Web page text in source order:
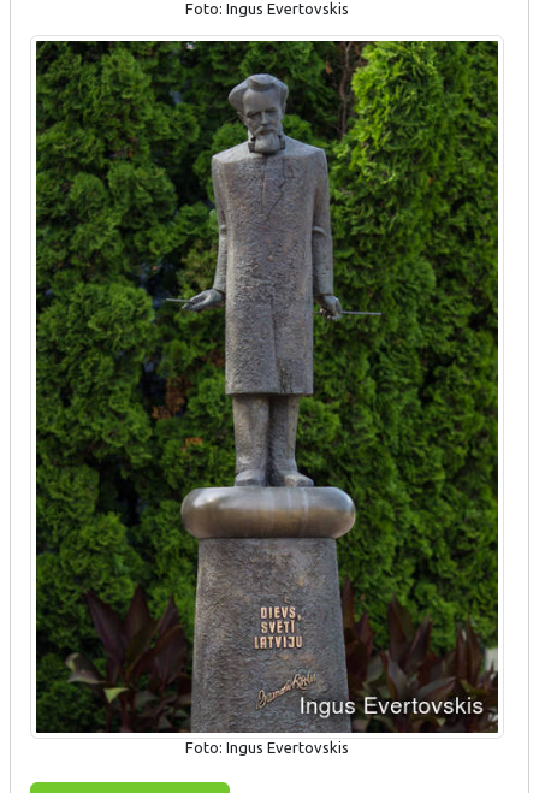
Foto: Ingus Evertovskis
Foto: Ingus Evertovskis